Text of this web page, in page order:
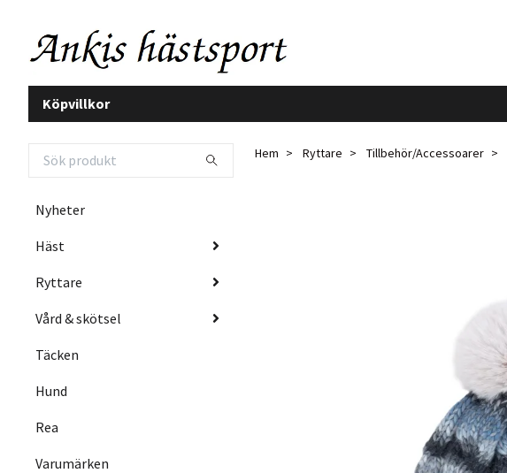
Köpvillkor
Nyheter
Häst
Ryttare
Vård & skötsel
Täcken
Hund
Rea
Varumärken
Hem Ryttare Tillbehör/Accessoarer